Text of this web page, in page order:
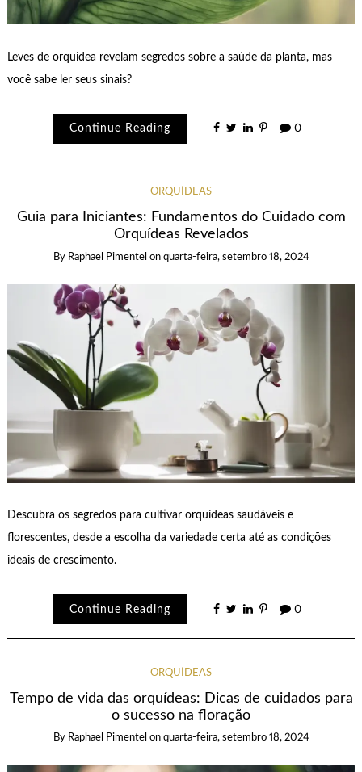
Leves de orquídea revelam segredos sobre a saúde da planta, mas
você sabe ler seus sinais?
Continue Reading 0
ORQUÍDEAS
Guia para Iniciantes: Fundamentos do Cuidado com
Orquídeas Revelados
By Raphael Pimentel on quarta-feira, setembro 18, 2024
Descubra os segredos para cultivar orquídeas saudáveis e
florescentes, desde a escolha da variedade certa até as condições
ideais de crescimento.
Continue Reading 0
ORQUÍDEAS
Tempo de vida das orquídeas: Dicas de cuidados para
o sucesso na floração
By Raphael Pimentel on quarta-feira, setembro 18, 2024